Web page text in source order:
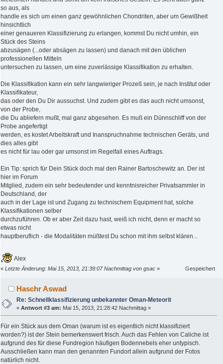
so aus, als
handle es sich um einen ganz gewöhnlichen Chondriten, aber um Gewißheit
hinsichtlich
einer genaueren Klassifizierung zu erlangen, kommst Du nicht umhin, ein
Stück des Steins
abzusägen (...oder absägen zu lassen) und danach mit den üblichen
professionellen Mitteln
untersuchen zu lassen, um eine zuverlässige Klassifikation zu erhalten.
Die Klassifikation kann ein sehr langwieriger Prozeß sein, je nach Institut oder
Klassifikateur,
das oder den Du Dir aussuchst. Und zudem gibt es das auch nicht umsonst,
von der Probe,
die Du abliefern mußt, mal ganz abgesehen. Es muß ein Dünnschliff von der
Probe angefertigt
werden, es kostet Arbeitskraft und Inanspruchnahme technischen Geräts, und
dies alles gibt
es nicht für lau oder gar umsonst im Regelfall eines Auftrags.
Ein Tip: sprich für Dein Stück doch mal den Rainer Bartoschewitz an. Der ist
hier im Forum
Mitglied, zudem ein sehr bedeutender und kenntnisreicher Privatsammler in
Deutschland, der
auch in der Lage ist und Zugang zu technischem Equipment hat, solche
Klassifikationen selber
durchzuführen. Ob er aber Zeit dazu hast, weiß ich nicht, denn er macht so
etwas nicht
hauptberuflich - die Modalitäten müßtest Du schon mit ihm selbst klären...
Alex
« Letzte Änderung: Mai 15, 2013, 21:39:07 Nachmittag von gsac » Gespeichert
Haschr Aswad
Re: Schnellklassifizierung unbekannter Oman-Meteorit
«Antwort #3 am: Mai 15, 2013, 21:28:42 Nachmittag »
Für ein Stück aus dem Oman (warum ist es eigentlich nicht klassifiziert
worden?) ist der Stein bemerkenswert frisch. Auch das Fehlen von Caliche ist
aufgrund des für diese Fundregion häufigen Bodennebels eher untypisch.
Ausschließen kann man den genannten Fundort allein aufgrund der Fotos
natürlich nicht.